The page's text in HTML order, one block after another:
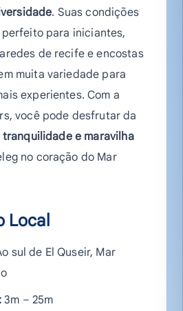
. Suas condições
para iniciantes,
de recife e encostas
muita variedade para
experientes. Com a
você pode desfrutar da
tranquilidade e maravilha
no coração do Mar
Local
sul de El Quseir, Mar
3m – 25m